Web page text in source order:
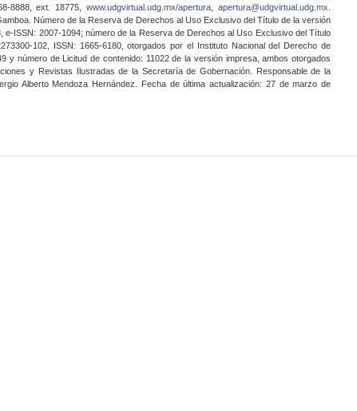
8888, ext. 18775,www.udgvirtual.udg.mx/apertura apertura@udgvirtual.udg.mx
Número de la Reserva de Derechos al Uso Exclusivo del Título de la versión
e-ISSN: 2007-1094; número de la Reserva de Derechos al Uso Exclusivo del Título
102, ISSN: 1665-6180, otorgados por el Instituto Nacional del Derecho de
y número de Licitud de contenido: 11022 de la versión impresa, ambos otorgados
y Revistas Ilustradas de la Secretaría de Gobernación. Responsable de la
Alberto Mendoza Hernández. Fecha de última actualización: 27 de marzo de